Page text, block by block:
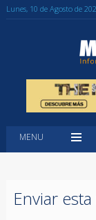
Lunes, 10 de Agosto de
MENU
Enviar